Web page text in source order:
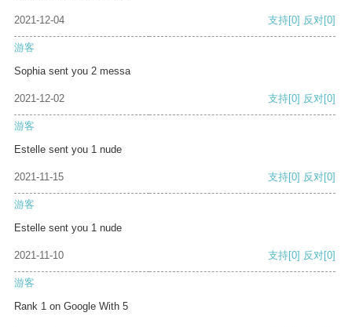
2021-12-04 支持[0] 反对[0]
游客
Sophia sent you 2 messa
2021-12-02 支持[0] 反对[0]
游客
Estelle sent you 1 nude
2021-11-15 支持[0] 反对[0]
游客
Estelle sent you 1 nude
2021-11-10 支持[0] 反对[0]
游客
Rank 1 on Google With 5